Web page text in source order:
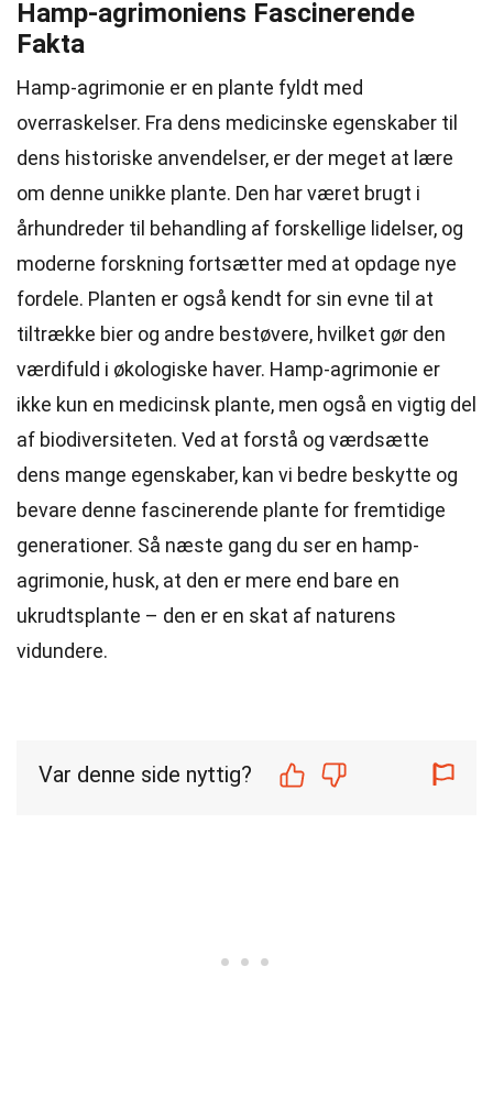
Hamp-agrimoniens Fascinerende
Fakta
Hamp-agrimonie er en plante fyldt med
overraskelser. Fra dens medicinske egenskaber til
dens historiske anvendelser, er der meget at lære
om denne unikke plante. Den har været brugt i
århundreder til behandling af forskellige lidelser, og
moderne forskning fortsætter med at opdage nye
fordele. Planten er også kendt for sin evne til at
tiltrække bier og andre bestøvere, hvilket gør den
værdifuld i økologiske haver. Hamp-agrimonie er
ikke kun en medicinsk plante, men også en vigtig del
af biodiversiteten. Ved at forstå og værdsætte
dens mange egenskaber, kan vi bedre beskytte og
bevare denne fascinerende plante for fremtidige
generationer. Så næste gang du ser en hamp-
agrimonie, husk, at den er mere end bare en
ukrudtsplante – den er en skat af naturens
vidundere.
Var denne side nyttig?